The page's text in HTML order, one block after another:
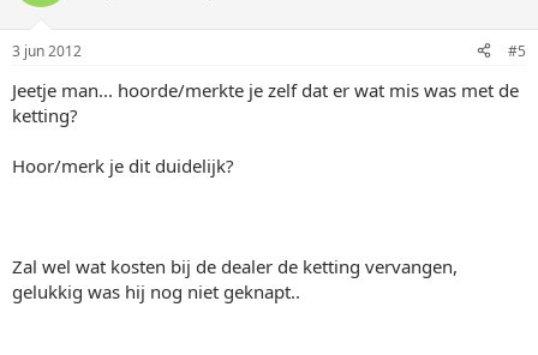
3 jun 2012 #5
Jeetje man... hoorde/merkte je zelf dat er wat mis was met de
ketting?
Hoor/merk je dit duidelijk?
Zal wel wat kosten bij de dealer de ketting vervangen,
gelukkig was hij nog niet geknapt..